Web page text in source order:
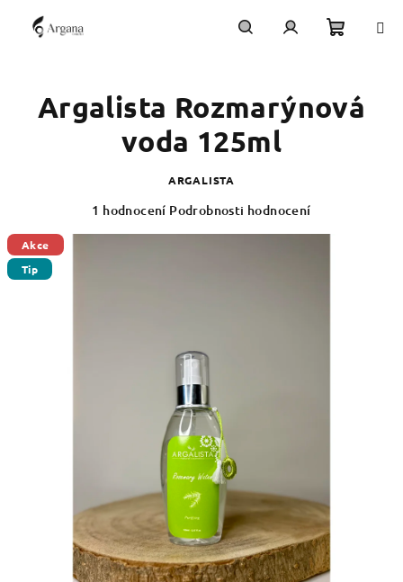
košík
Argalista Rozmarýnová
voda 125ml
ARGALISTA
Průměrné
1 hodnocení Podrobnosti hodnocení
Akce
Tip